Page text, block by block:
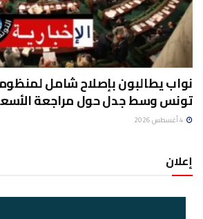
نواب يطالبون بإصلاح شامل
تونس وسط جدل حول مراجعة
إعلان